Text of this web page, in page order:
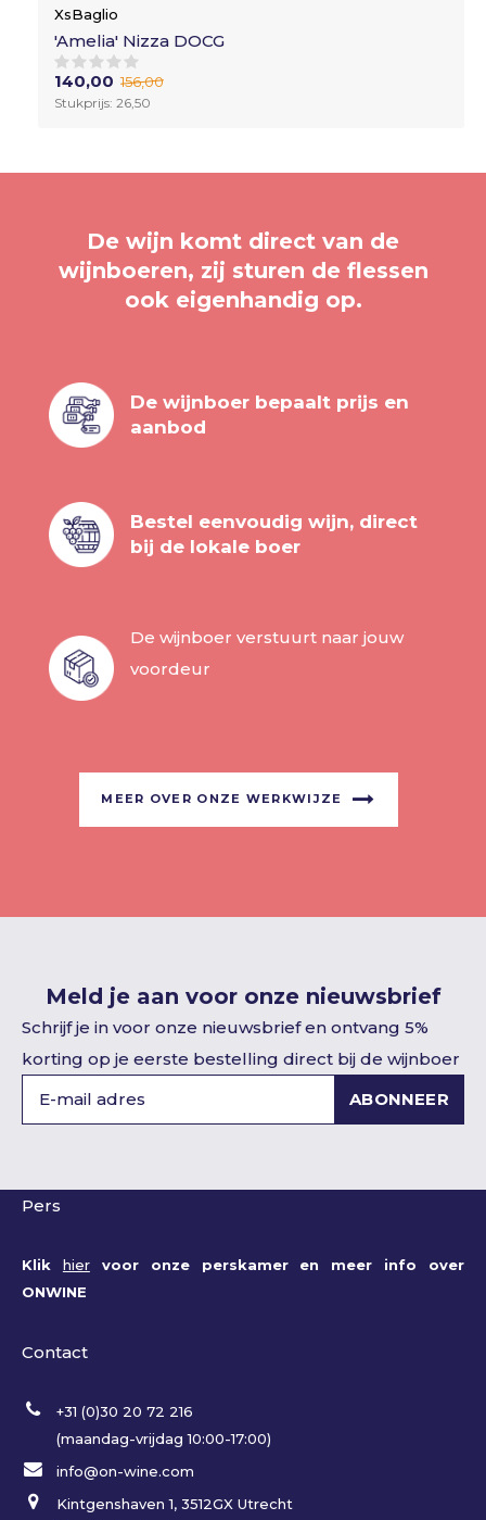
XsBaglio
'Amelia' Nizza DOCG
140,00 156,00
Stukprijs: 26,50
De wijn komt direct van de
wijnboeren, zij sturen de flessen
ook eigenhandig op.
De wijnboer bepaalt prijs en
aanbod
Bestel eenvoudig wijn, direct
bij de lokale boer
De wijnboer verstuurt naar jouw
voordeur
MEER OVER ONZE WERKWIJZE
Meld je aan voor onze nieuwsbrief
Schrijf je in voor onze nieuwsbrief en ontvang 5%
korting op je eerste bestelling direct bij de wijnboer
ABONNEER
Pers
Klik hiervoor onze perskamer en meer info over
ONWINE
Contact
+31 (0)30 20 72 216
(maandag-vrijdag 10:00-17:00)
info@on-wine.com
Kintgenshaven 1, 3512GX Utrecht